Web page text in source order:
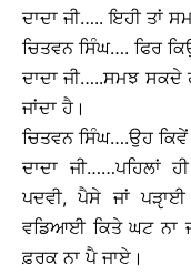
ਦਾਦਾ ਜੀ….. ਇਹੀ ਤਾਂ
ਚਿਤਵਨ ਸਿੰਘ…. ਫਿਰ
ਦਾਦਾ ਜੀ…..ਸਮਝ ਸਕਦੇ
ਜਾਂਦਾ ਹੈ।
ਚਿਤਵਨ ਸਿੰਘ….ਉਹ ਕਿਵੇਂ
ਦਾਦਾ ਜੀ……ਪਹਿਲਾਂ
ਪਦਵੀ, ਪੈਸੇ ਜਾਂ
ਵਡਿਆਈ ਕਿਤੇ ਘਟ ਨਾ
ਫ਼ਰਕ ਨਾ ਪੈ ਜਾਏ।